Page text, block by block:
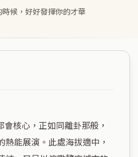
候，好好發揮你的才華
熱能展演。此處海拔適中，